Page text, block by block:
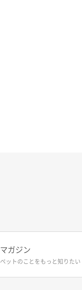
マガジン
ペットのことをもっと知りたい